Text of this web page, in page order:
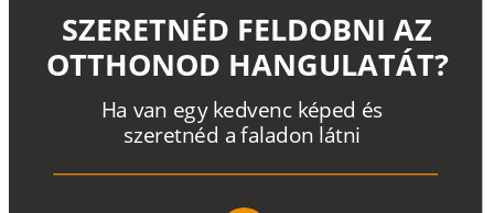
Ha van egy kedvenc képed és
szeretnéd a faladon látni
SZERETNÉD FELDOBNI AZ
OTTHONOD HANGULATÁT?